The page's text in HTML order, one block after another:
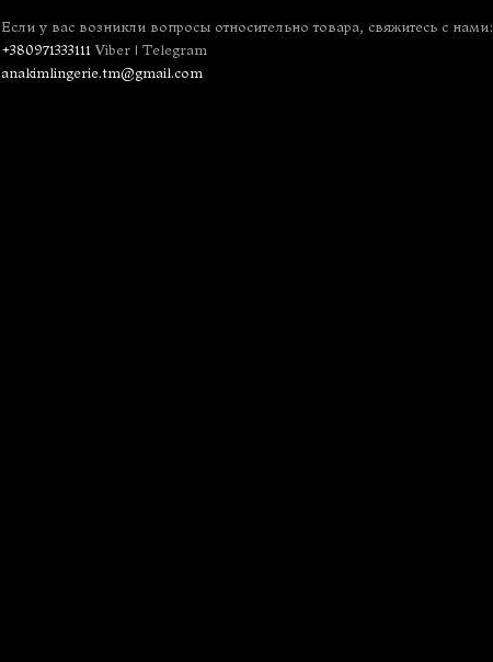
Если у вас возникли вопросы относительно товара, свяжитесь с нами:
+380971333111 Viber | Telegram
anakimlingerie.tm@gmail.com